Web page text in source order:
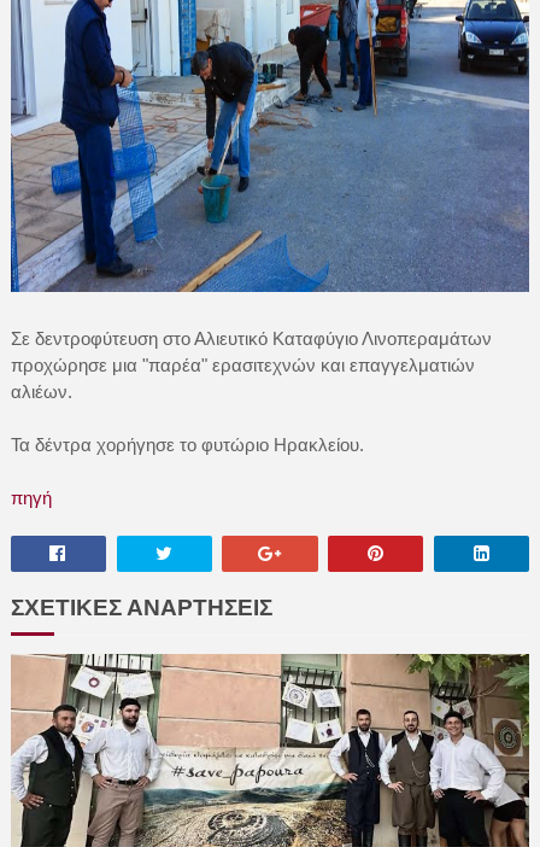
Σε δεντροφύτευση στο Αλιευτικό Καταφύγιο Λινοπεραμάτων
προχώρησε μια "παρέα" ερασιτεχνών και επαγγελματιών
αλιέων.
Τα δέντρα χορήγησε το φυτώριο Ηρακλείου.
πηγή
ΣΧΕΤΙΚΕΣ ΑΝΑΡΤΗΣΕΙΣ